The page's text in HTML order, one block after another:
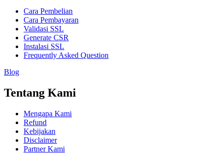
Cara Pembelian
Cara Pembayaran
Validasi SSL
Generate CSR
Instalasi SSL
Frequently Asked Question
Blog
Tentang Kami
Mengapa Kami
Refund
Kebijakan
Disclaimer
Partner Kami